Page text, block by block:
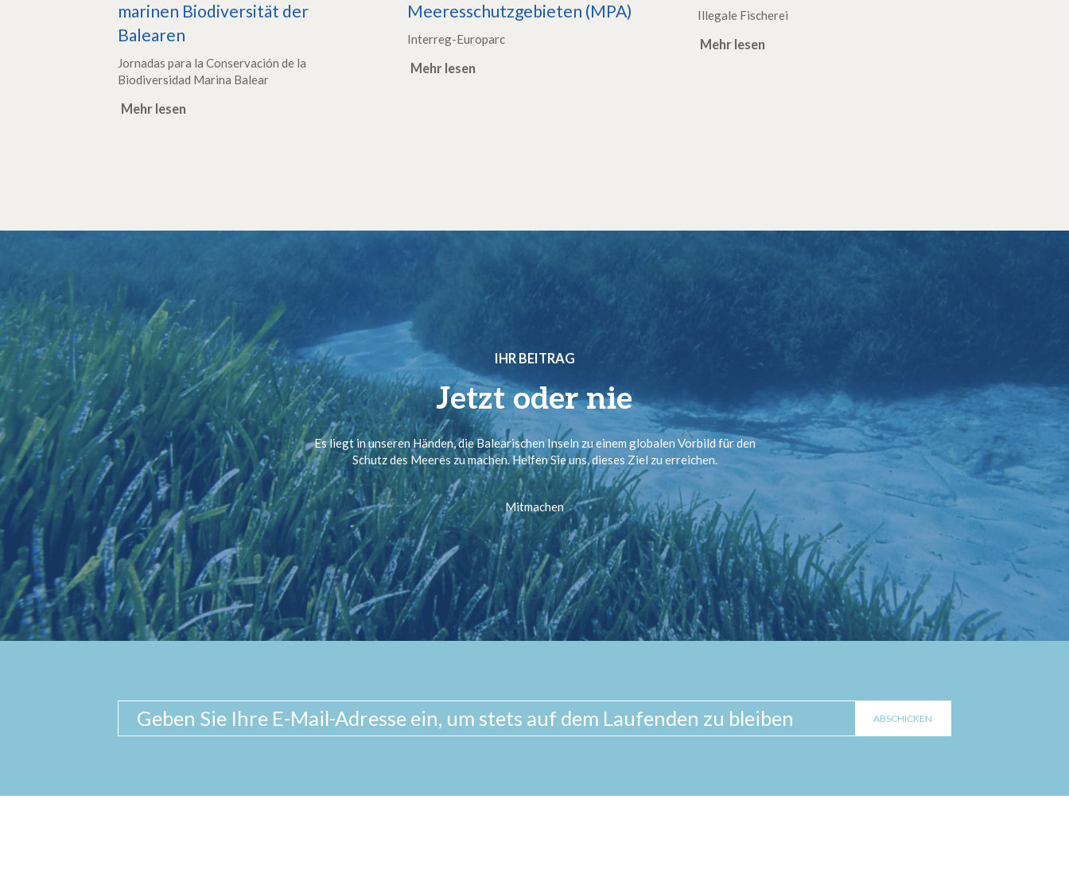
marinen Biodiversität der
Balearen
Jornadas para la Conservación de la
Biodiversidad Marina Balear
Mehr lesen
Meeresschutzgebieten (MPA)
Interreg-Europarc
Mehr lesen
Illegale Fischerei
Mehr lesen
IHR BEITRAG
Jetzt oder nie
Es liegt in unseren Händen, die Balearischen Inseln zu einem globalen Vorbild für den
Schutz des Meeres zu machen. Helfen Sie uns, dieses Ziel zu erreichen.
Mitmachen